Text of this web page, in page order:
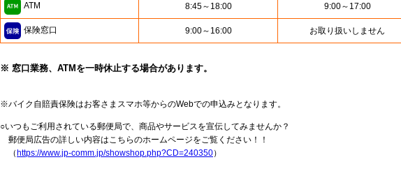
ATM 8:45～18:00 9:00～17:00
保険窓口 9:00～16:00 お取り扱いしません
※ 窓口業務、ATMを一時休止する場合があります。
※バイク自賠責保険はお客さまスマホ等からのWebでの申込みとなります。
○いつもご利用されている郵便局で、商品やサービスを宣伝してみませんか？
郵便局広告の詳しい内容はこちらのホームページをご覧ください！！
（ https://www.jp-comm.jp/showshop.php?CD=240350）